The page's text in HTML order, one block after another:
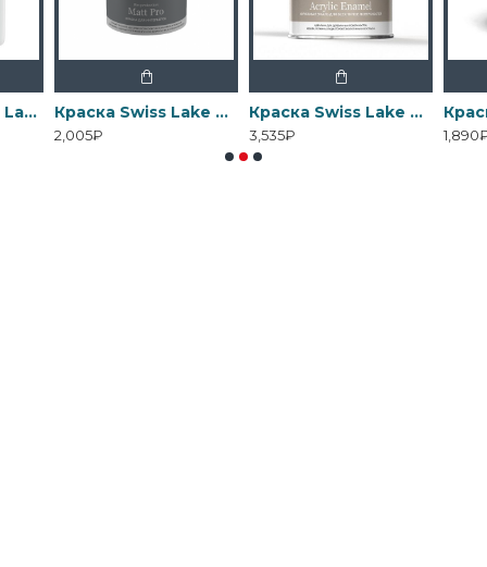
Грунтовка Swiss Lake Wall Control универсальная для стен Краска Swiss Lake Matt Pro - Матовая водно-дисперсионная
2,005₽
Краска Swiss Lake Acrylic Enamel - Эмаль на водной основе для дерева
3,535₽